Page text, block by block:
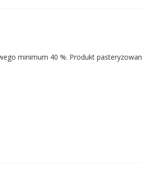
minimum 40 %. Produkt